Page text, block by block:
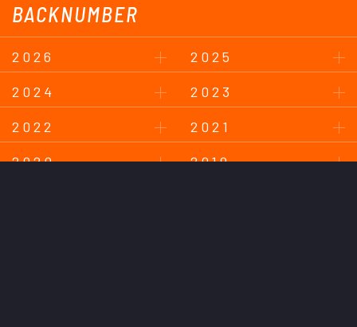
BACKNUMBER
2026
2025
2024
2023
2022
2021
2020
2019